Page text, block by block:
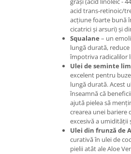
acid trans-retinoic/
acțiune foarte bună
cicatrici și arsuri) și
Squalane – un
lungă durată,
împotriva radicalilor
Ulei de seminte
excelent pentru
lungă durată. Acest
înseamnă că
ajută pielea să
crearea unei bariere
excesivă a umidității
Ulei din frunză de
curativă în ulei de
pielii atât ale Aloe